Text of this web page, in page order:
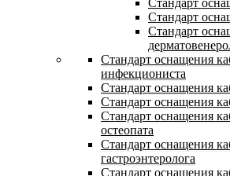
Стандарт
Стандарт
Стандарт
Стандарт оснащения
инфекциониста
Стандарт оснащения
Стандарт оснащения
Стандарт оснащения
остеопата
Стандарт оснащения
гастроэнтеролога
Стандарт оснащения